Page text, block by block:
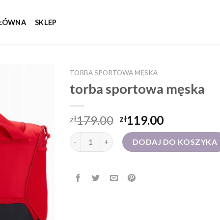
SKLEP
TORBA SPORTOWA MĘSKA
torba sportowa męska
zł179.00 zł119.00
ilość torba sportowa męskaDODAJ DO KOSZYKA